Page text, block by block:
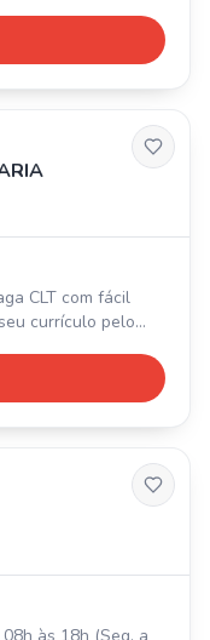
início imediato.
📈
currículo pelo